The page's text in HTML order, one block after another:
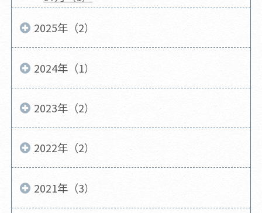
2025年（2）
2024年（1）
2023年（2）
2022年（2）
2021年（3）